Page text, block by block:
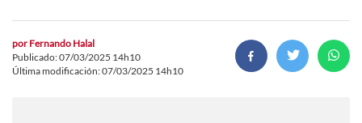
por Fernando Halal
Publicado: 07/03/2025 14h10
Última modificación: 07/03/2025 14h10